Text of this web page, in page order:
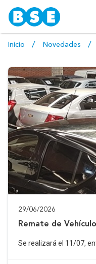
Inicio Novedades
29/06/2026
Remate de
Se realizará el 11/07,